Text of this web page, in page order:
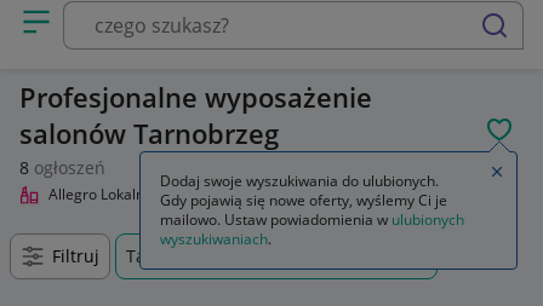
Otwórz menu z kategoriami
szukaj
Profesjonalne wyposażenie
salonów Tarnobrzeg
8 ogłoszeń
Allegro Lokalnie Uroda Profesjonalne wyposażenie salonów
Filtruj Tarnobrzeg, Podkarpackie, +0 km
Dodaj swoje wyszukiwania do ulubionych.
Gdy pojawią się nowe oferty, wyślemy Ci je
mailowo. Ustaw powiadomienia w ulubionych
wyszukiwaniach.